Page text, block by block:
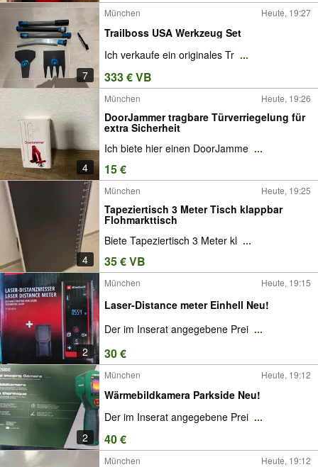
7
München Heute, 19:27
Trailboss USA Werkzeug Set
Ich verkaufe ein originales Tr ...
333 € VB
4
München Heute, 19:26
DoorJammer tragbare Türverriegelung für
extra Sicherheit
Ich biete hier einen DoorJamme ...
15 €
4
München Heute, 19:25
Tapeziertisch 3 Meter Tisch klappbar
Flohmarkttisch
Biete Tapeziertisch 3 Meter kl ...
35 € VB
2
München Heute, 19:15
Laser-Distance meter Einhell Neu!
Der im Inserat angegebene Prei ...
30 €
2
München Heute, 19:12
Wärmebildkamera Parkside Neu!
Der im Inserat angegebene Prei ...
40 €
München Heute, 19:12